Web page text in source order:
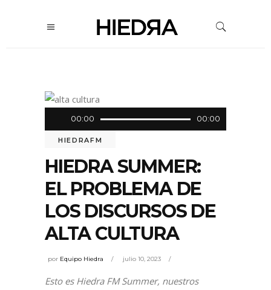
Reproductor
de
00:00 00:00
HIEDRAFM
HIEDRA SUMMER:
EL PROBLEMA DE
LOS DISCURSOS DE
ALTA CULTURA
por Equipo Hiedra julio 10, 2023
Esto es Hiedra FM Summer, nuestros